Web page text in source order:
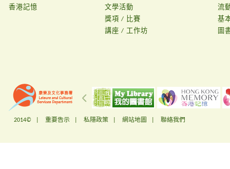
香港記憶
文學活動
獎項 / 比賽
講座 / 工作坊
流
基
圖
2014© | 重要告示 私隱政策 網站地圖 聯絡我們